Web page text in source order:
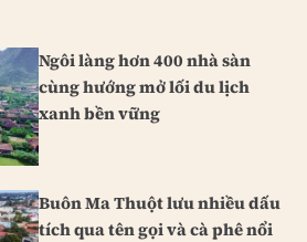
Ngôi làng hơn 400 nhà sàn
cùng hướng mở lối du lịch
xanh bền vững
Buôn Ma Thuột lưu nhiều dấu
tích qua tên gọi và cà phê nổi